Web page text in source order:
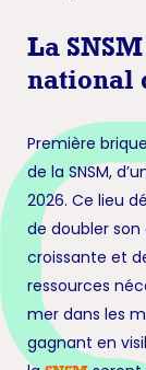
La
national
Première
de la SNSM,
2026. Ce lieu
de doubler
croissante et
ressources
mer dans les
gagnant en